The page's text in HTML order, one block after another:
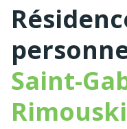
Saint-
Rimouski